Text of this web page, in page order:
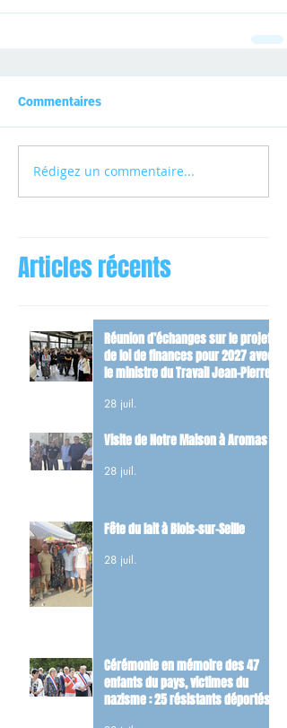
Commentaires
Rédigez un commentaire...
Articles récents
Réunion d’échanges sur le projet
de loi de finances pour 2027 avec
le ministre du Travail Jean-Pierre
28 juil.
Visite de Notre Maison à Aromas
28 juil.
Fête du lait à Blois-sur-Seille
28 juil.
Cérémonie en mémoire des 47
enfants du pays, victimes du
nazisme : 25 résistants déportés